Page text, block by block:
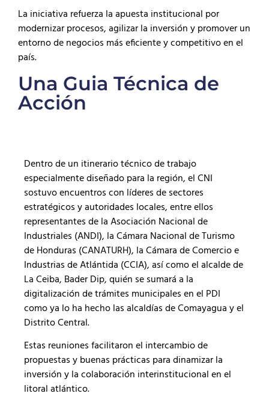
La iniciativa refuerza la apuesta institucional por
modernizar procesos, agilizar la inversión y promover un
entorno de negocios más eficiente y competitivo en el
país.
Una Guia Técnica de
Acción
Dentro de un itinerario técnico de trabajo
especialmente diseñado para la región, el CNI
sostuvo encuentros con líderes de sectores
estratégicos y autoridades locales, entre ellos
representantes de la Asociación Nacional de
Industriales (ANDI), la Cámara Nacional de Turismo
de Honduras (CANATURH), la Cámara de Comercio e
Industrias de Atlántida (CCIA), así como el alcalde de
La Ceiba, Bader Dip, quién se sumará a la
digitalización de trámites municipales en el PDI
como ya lo ha hecho las alcaldías de Comayagua y el
Distrito Central.
Estas reuniones facilitaron el intercambio de
propuestas y buenas prácticas para dinamizar la
inversión y la colaboración interinstitucional en el
litoral atlántico.